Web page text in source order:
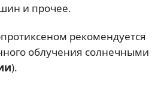
и прочее.
рекомендуется
облучения солнечными
).